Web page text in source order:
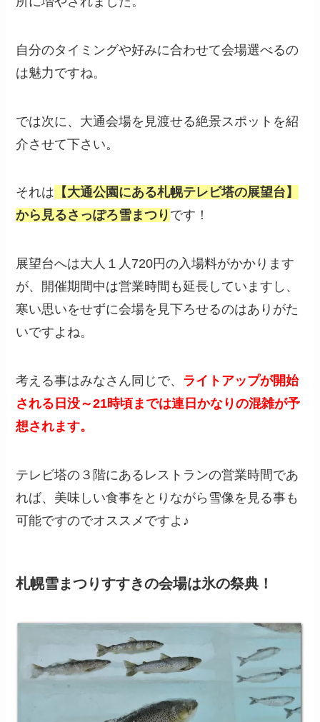
自分のタイミングや好みに合わせて会場選べるの
は魅力ですね。
では次に、大通会場を見渡せる絶景スポットを紹
介させて下さい。
それは 【大通公園にある札幌テレビ塔の展望台】
から見るさっぽろ雪まつり です！
展望台へは大人１人720円の入場料がかかります
が、開催期間中は営業時間も延長していますし、
寒い思いをせずに会場を見下ろせるのはありがた
いですよね。
考える事はみなさん同じで、 ライトアップが開始
される日没～21時頃までは連日かなりの混雑が予
想されます。
テレビ塔の３階にあるレストランの営業時間であ
れば、美味しい食事をとりながら雪像を見る事も
可能ですのでオススメですよ♪
札幌雪まつりすすきの会場は氷の祭典！